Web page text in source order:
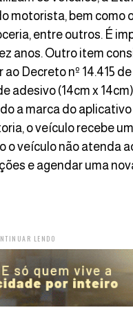
motorista, bem como
entre outros. É
anos. Outro item
Decreto nº 14.415
adesivo (14cm x
a marca do
o veículo recebe
o veículo não atenda
e agendar uma
LENDO